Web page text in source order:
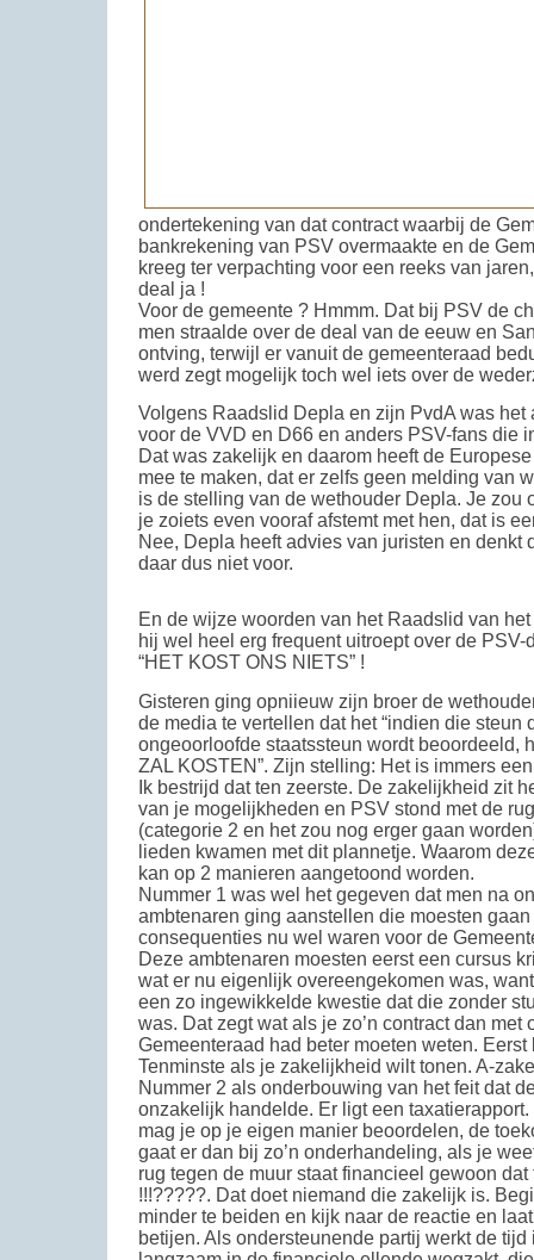
ondertekening van dat contract waarbij de
bankrekening van PSV overmaakte en de
kreeg ter verpachting voor een reeks van
deal ja !
Voor de gemeente ? Hmmm. Dat bij PSV de
men straalde over de deal van de eeuw en
ontving, terwijl er vanuit de gemeenteraad
werd zegt mogelijk toch wel iets over de
Volgens Raadslid Depla en zijn PvdA was
voor de VVD en D66 en anders PSV-fans die
Dat was zakelijk en daarom heeft de
mee te maken, dat er zelfs geen melding van
is de stelling van de wethouder Depla. Je zou
je zoiets even vooraf afstemt met hen, dat is
Nee, Depla heeft advies van juristen en
daar dus niet voor.
En de wijze woorden van het Raadslid van
hij wel heel erg frequent uitroept over de
“HET KOST ONS NIETS” !
Gisteren ging opniieuw zijn broer de
de media te vertellen dat het “indien die steun
ongeoorloofde staatssteun wordt beoordeeld,
ZAL KOSTEN”. Zijn stelling: Het is immers
Ik bestrijd dat ten zeerste. De zakelijkheid zit
van je mogelijkheden en PSV stond met de
(categorie 2 en het zou nog erger gaan
lieden kwamen met dit plannetje. Waarom
kan op 2 manieren aangetoond worden.
Nummer 1 was wel het gegeven dat men na
ambtenaren ging aanstellen die moesten
consequenties nu wel waren voor de
Deze ambtenaren moesten eerst een cursus
wat er nu eigenlijk overeengekomen was,
een zo ingewikkelde kwestie dat die zonder
was. Dat zegt wat als je zo’n contract dan met
Gemeenteraad had beter moeten weten.
Tenminste als je zakelijkheid wilt tonen. A-
Nummer 2 als onderbouwing van het feit dat
onzakelijk handelde. Er ligt een
mag je op je eigen manier beoordelen, de
gaat er dan bij zo’n onderhandeling, als je
rug tegen de muur staat financieel gewoon
!!!?????. Dat doet niemand die zakelijk is.
minder te beiden en kijk naar de reactie en
betijen. Als ondersteunende partij werkt de